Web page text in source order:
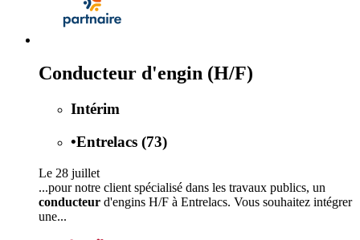
Conducteur d'engin (H/F)
Intérim
•Entrelacs (73)
Le 28 juillet
...pour notre client spécialisé dans les travaux publics, un
conducteur d'engins H/F à Entrelacs. Vous souhaitez intégrer
une...